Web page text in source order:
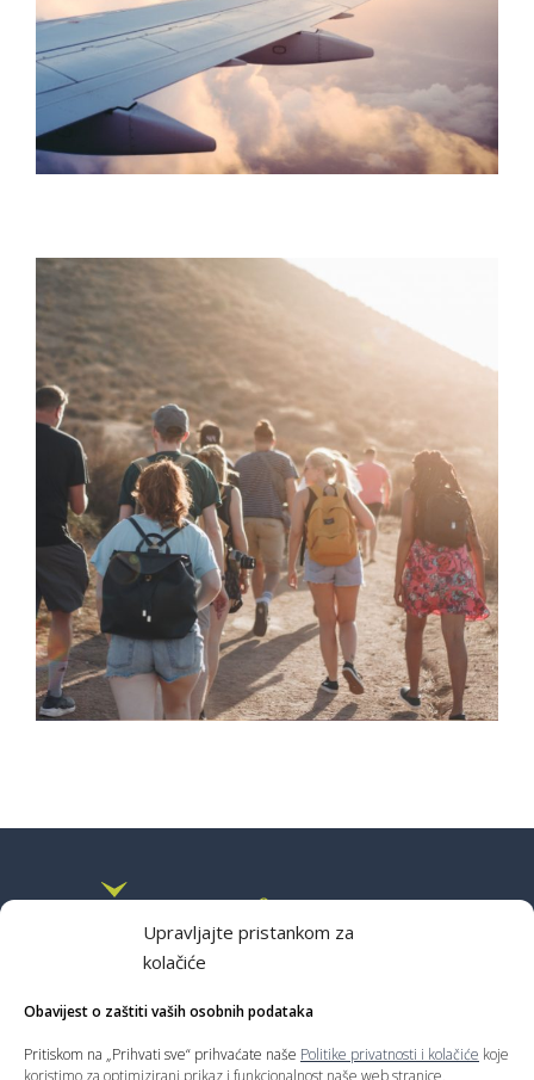
Upravljajte pristankom za
kolačiće
Obavijest o zaštiti vaših osobnih podataka
Pritiskom na „Prihvati sve“ prihvaćate naše Politike privatnosti i kolačiće koje
koristimo za optimizirani prikaz i funkcionalnost naše web stranice.